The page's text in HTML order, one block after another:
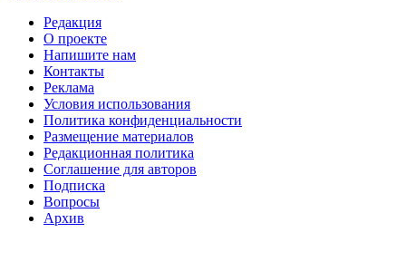
Редакция
О проекте
Напишите нам
Контакты
Реклама
Условия использования
Политика конфиденциальности
Размещение материалов
Редакционная политика
Соглашение для авторов
Подписка
Вопросы
Архив